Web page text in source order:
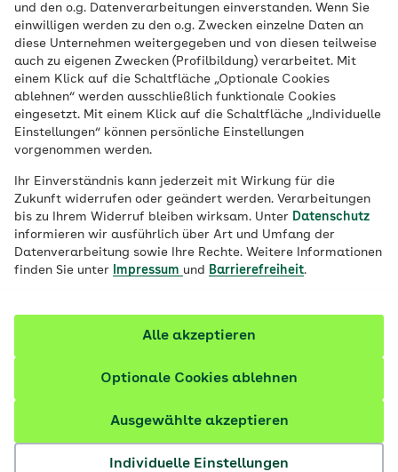
und den o.g. Datenverarbeitungen einverstanden. Wenn Sie
einwilligen werden zu den o.g. Zwecken einzelne Daten an
diese Unternehmen weitergegeben und von diesen teilweise
auch zu eigenen Zwecken (Profilbildung) verarbeitet. Mit
einem Klick auf die Schaltfläche „Optionale Cookies
ablehnen“ werden ausschließlich funktionale Cookies
eingesetzt. Mit einem Klick auf die Schaltfläche „Individuelle
Einstellungen“ können persönliche Einstellungen
vorgenommen werden.
Ihr Einverständnis kann jederzeit mit Wirkung für die
Zukunft widerrufen oder geändert werden. Verarbeitungen
bis zu Ihrem Widerruf bleiben wirksam. Unter Datenschutz
informieren wir ausführlich über Art und Umfang der
Datenverarbeitung sowie Ihre Rechte. Weitere Informationen
finden Sie unter
Impressum und Barrierefreiheit.
Individuelle Einstellungen
Ausgewählte akzeptieren
Optionale Cookies ablehnen
Alle akzeptieren
Veröffentlicht am:
03.02.2023 15 Minuten Lesedauer
Auf GPS-Sportuhren können Läufer und
Läuferinnen ihre momentane und ihre
durchschnittliche Pace ablesen. Warum ist
das Lauftempo wichtig, wie wird es
berechnet und ist schneller immer besser?
Lesen Sie, worauf es bei der
Laufgeschwindigkeit ankommt.
Fachlich geprüft